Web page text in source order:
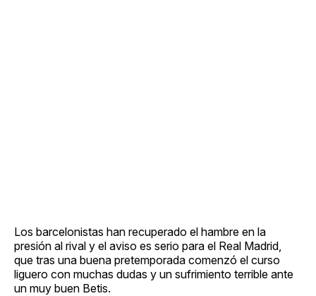
Los barcelonistas han recuperado el hambre en la
presión al rival y el aviso es serio para el Real Madrid,
que tras una buena pretemporada comenzó el curso
liguero con muchas dudas y un sufrimiento terrible ante
un muy buen Betis.